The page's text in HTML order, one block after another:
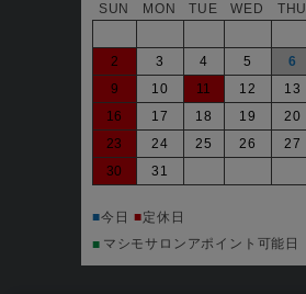
SUN MON TUE WED THU
2
3 4 5 6
9
10 11 12 13
16
17 18 19 20
23
24 25 26 27
30
31
■今日 ■定休日
■ マシモサロンアポイント可能日